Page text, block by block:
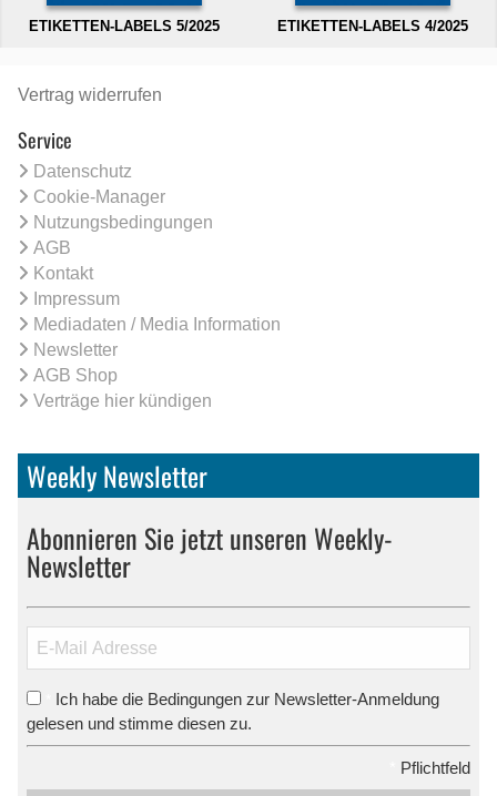
ETIKETTEN-LABELS 5/2025 ETIKETTEN-LABELS 4/2025
Vertrag widerrufen
Service
Datenschutz
Cookie-Manager
Nutzungsbedingungen
AGB
Kontakt
Impressum
Mediadaten / Media Information
Newsletter
AGB Shop
Verträge hier kündigen
Weekly Newsletter
Abonnieren Sie jetzt unseren Weekly-
Newsletter
Ich habe die Bedingungen zur Newsletter-Anmeldung
gelesen und stimme diesen zu.
Pflichtfeld